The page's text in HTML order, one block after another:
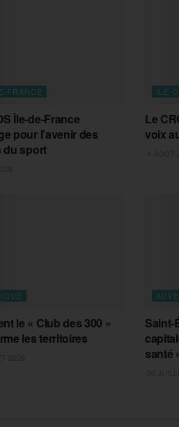
FRANCE
Île-de-France
pour l’avenir des
du sport
ILE-
Le
voix
le « Club des 300 »
les territoires
Saint-
santé